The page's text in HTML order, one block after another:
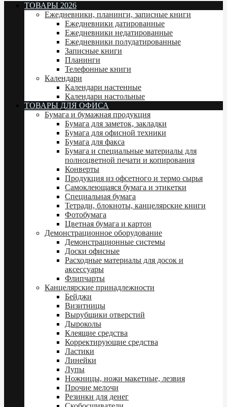
ТОВАРЫ 2026
Ежедневники, планинги, записные книги
Ежедневники датированные
Ежедневники недатированные
Ежедневники полудатированные
Записные книги
Планинги
Телефонные книги
Календари
Календари настенные
Календари настольные
ТОВАРЫ ДЛЯ ОФИСА
Бумага и бумажная продукция
Бумага для заметок, закладки
Бумага для офисной техники
Бумага для факса
Бумага и специальные материалы для
полноцветной печати и копирования
Конверты
Продукция из офсетного и термо сырья
Самоклеющаяся бумага и этикетки
Специальная бумага
Тетради, блокноты, канцелярские книги
Фотобумага
Цветная бумага и картон
Демонстрационное оборудование
Демонстрационные системы
Доски офисные
Расходные материалы для досок и
аксессуары
Флипчарты
Канцелярские принадлежности
Бейджи
Визитницы
Вырубщики отверстий
Дыроколы
Клеящие средства
Корректирующие средства
Ластики
Линейки
Лупы
Ножницы, ножи макетные, лезвия
Прочие мелочи
Резинки для денег